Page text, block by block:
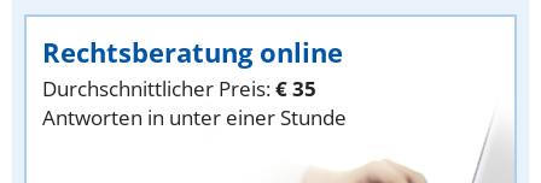
Rechtsberatung online
Durchschnittlicher Preis:€ 35
Antworten in unter einer Stunde